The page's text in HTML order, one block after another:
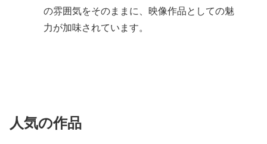
の雰囲気をそのままに、映像作品としての魅
力が加味されています。
人気の作品